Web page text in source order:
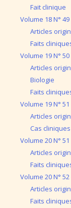
Fait clinique
Volume 18 N° 49
Articles
Faits
Volume 19 N° 50
Articles
Biologie
Faits
Volume 19 N° 51
Articles
Cas cliniques
Volume 20 N° 51
Articles
Faits
Volume 20 N° 52
Articles
Faits